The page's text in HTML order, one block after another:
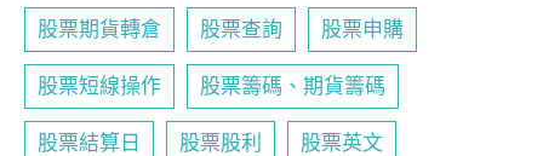
股票期貨轉倉 股票查詢 股票申購
股票短線操作 股票籌碼、期貨籌碼
股票結算日 股票股利 股票英文